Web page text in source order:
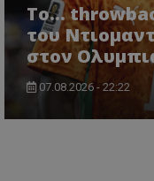
Το...
του
στον
07.08.2026 - 22:22